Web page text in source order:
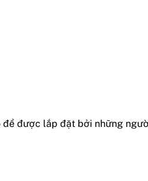
được lắp đặt bởi những